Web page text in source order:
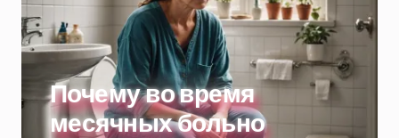
Почему во время
месячных больно